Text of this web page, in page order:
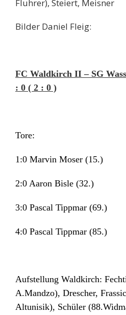
Fluhrer), Steiert, Meisner
Bilder Daniel Fleig:
FC Waldkirch II – SG
: 0 ( 2 : 0 )
Tore:
1:0 Marvin Moser (15.)
2:0 Aaron Bisle (32.)
3:0 Pascal Tippmar (69.)
4:0 Pascal Tippmar (85.)
Aufstellung Waldkirch:
A.Mandzo), Drescher,
Altunisik), Schüler